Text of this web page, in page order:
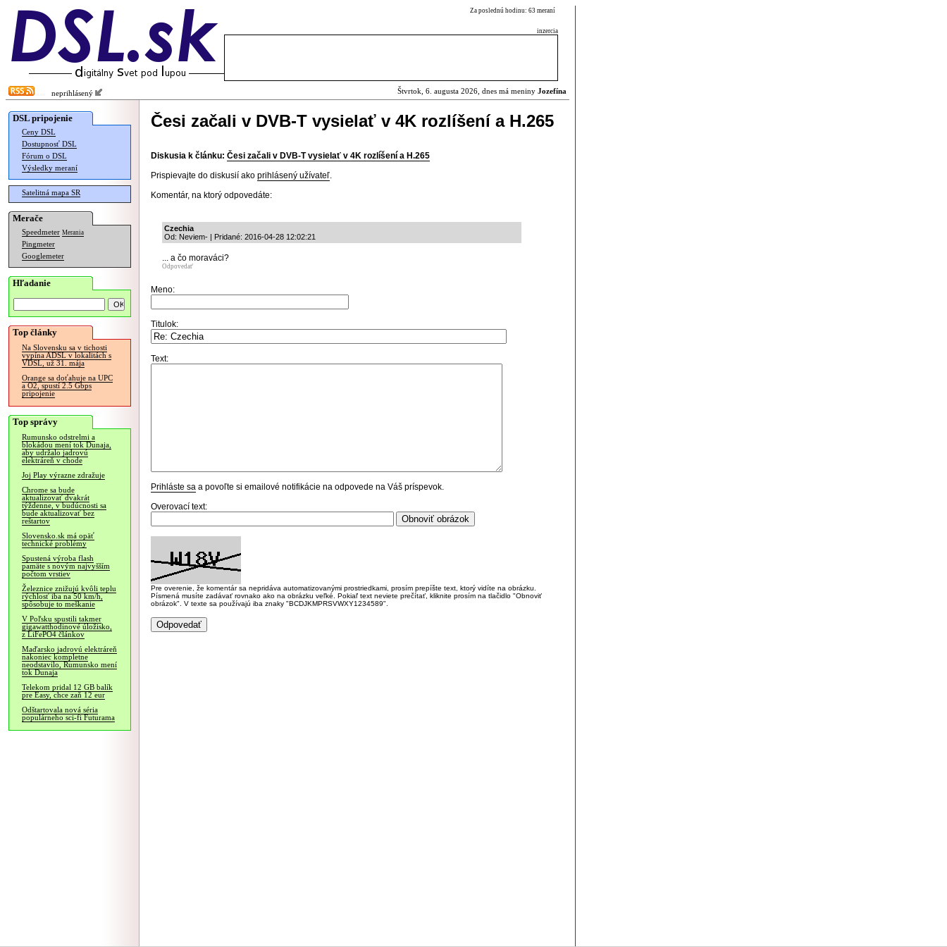
Za poslednú hodinu: 63 meraní
inzercia
neprihlásený Štvrtok, 6. augusta 2026, dnes má meniny Jozefína
DSL pripojenie
Ceny DSL
Dostupnosť DSL
Fórum o DSL
Výsledky meraní
Satelitná mapa SR
Merače
Speedmeter Merania
Pingmeter
Googlemeter
Hľadanie
Top články
Na Slovensku sa v tichosti
vypína ADSL v lokalitách s
VDSL, už 31. mája
Orange sa doťahuje na UPC
a O2, spustí 2.5 Gbps
pripojenie
Top správy
Rumunsko odstrelmi a
blokádou mení tok Dunaja,
aby udržalo jadrovú
elektráreň v chode
Joj Play výrazne zdražuje
Chrome sa bude
aktualizovať dvakrát
týždenne, v budúcnosti sa
bude aktualizovať bez
reštartov
Slovensko.sk má opäť
technické problémy
Spustená výroba flash
pamäte s novým najvyšším
počtom vrstiev
Železnice znižujú kvôli teplu
rýchlosť iba na 50 km/h,
spôsobuje to meškanie
V Poľsku spustili takmer
gigawatthodinové úložisko,
z LiFePO4 článkov
Maďarsko jadrovú elektráreň
nakoniec kompletne
neodstavilo, Rumunsko mení
tok Dunaja
Telekom pridal 12 GB balík
pre Easy, chce zaň 12 eur
Odštartovala nová séria
populárneho sci-fi Futurama
Česi začali v DVB-T vysielať v 4K rozlíšení a H.265
Diskusia k článku: Česi začali v DVB-T vysielať v 4K rozlíšení a H.265
Prispievajte do diskusií ako prihlásený užívateľ.
Komentár, na ktorý odpovedáte:
Czechia
Od: Neviem- | Pridané: 2016-04-28 12:02:21
... a čo moraváci?
Odpovedať
Meno:
Titulok:
Text:
Prihláste sa a povoľte si emailové notifikácie na odpovede na Váš príspevok.
Overovací text:
Pre overenie, že komentár sa nepridáva automatizovanými prostriedkami, prosím prepíšte text, ktorý vidíte na obrázku.
Písmená musíte zadávať rovnako ako na obrázku veľké. Pokiaľ text neviete prečítať, kliknite prosím na tlačidlo "Obnoviť
obrázok". V texte sa používajú iba znaky "BCDJKMPRSVWXY1234589".